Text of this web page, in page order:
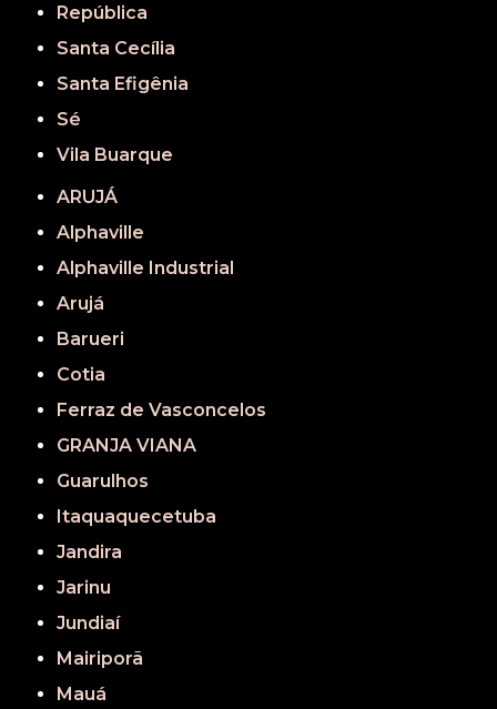
República
Santa Cecília
Santa Efigênia
Sé
Vila Buarque
ARUJÁ
Alphaville
Alphaville Industrial
Arujá
Barueri
Cotia
Ferraz de Vasconcelos
GRANJA VIANA
Guarulhos
Itaquaquecetuba
Jandira
Jarinu
Jundiaí
Mairiporã
Mauá